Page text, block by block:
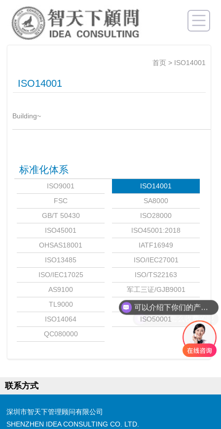
首页 > ISO14001
ISO14001
Building~
标准化体系
ISO9001
ISO14001
FSC
SA8000
GB/T 50430
ISO28000
ISO45001
ISO45001:2018
OHSAS18001
IATF16949
ISO13485
ISO/IEC27001
ISO/IEC17025
ISO/TS22163
AS9100
军工三证/GJB9001
TL9000
ISO22000
ISO14064
ISO50001
QC080000
联系方式
深圳市智天下管理顾问有限公司
SHENZHEN IDEA CONSULTING CO. LTD.
你们是怎么收费的呢